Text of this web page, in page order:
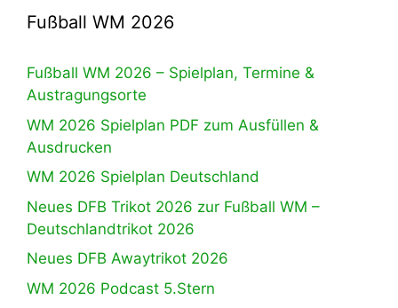
Fußball WM 2026
Fußball WM 2026 – Spielplan, Termine &
Austragungsorte
WM 2026 Spielplan PDF zum Ausfüllen &
Ausdrucken
WM 2026 Spielplan Deutschland
Neues DFB Trikot 2026 zur Fußball WM –
Deutschlandtrikot 2026
Neues DFB Awaytrikot 2026
WM 2026 Podcast 5.Stern